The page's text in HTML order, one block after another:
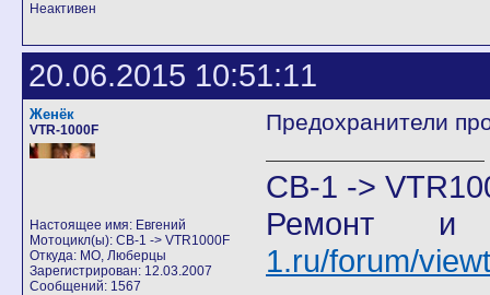
Неактивен
20.06.2015 10:51:11
Женёк
VTR-1000F
Настоящее имя: Евгений
Мотоцикл(ы): CB-1 -> VTR1000F
Откуда: МО, Люберцы
Зарегистрирован: 12.03.2007
Сообщений: 1567
Предохранители
CB-1 ->
Ремонт и
1.ru/forum/